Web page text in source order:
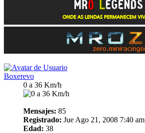
Boxerevo
0 a 36 Km/h
Mensajes: 85
Registrado: Jue Ago 21, 2008 7:40 am
Edad: 38